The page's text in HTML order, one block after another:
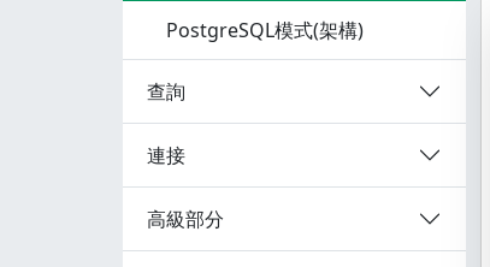
PostgreSQL模式(架構)
查詢
連接
高級部分